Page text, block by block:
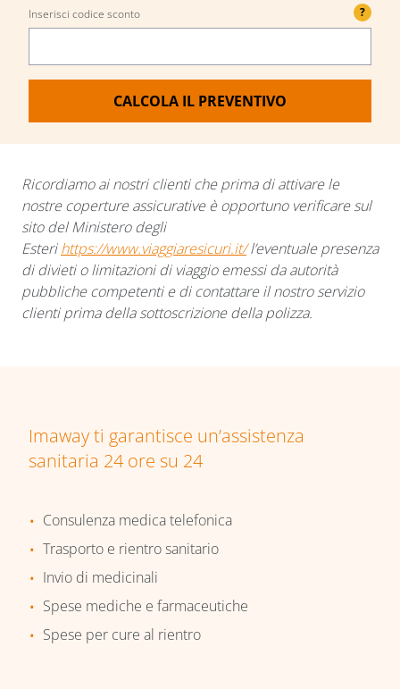
Inserisci codice sconto ?
CALCOLA IL PREVENTIVO
Ricordiamo ai nostri clienti che prima di attivare le
nostre coperture assicurative è opportuno verificare sul
sito del Ministero degli
Esterihttps://www.viaggiaresicuri.it/l’eventuale presenza
di divieti o limitazioni di viaggio emessi da autorità
pubbliche competenti e di contattare il nostro servizio
clienti prima della sottoscrizione della polizza.
Imaway ti garantisce un’assistenza
sanitaria 24 ore su 24
Consulenza medica telefonica
Trasporto e rientro sanitario
Invio di medicinali
Spese mediche e farmaceutiche
Spese per cure al rientro